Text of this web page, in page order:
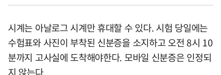
시계는 아날로그 시계만 휴대할 수 있다. 시험 당일에는
수험표와 사진이 부착된 신분증을 소지하고 오전 8시 10
분까지 고사실에 도착해야한다. 모바일 신분증은 인정되
지 않는다.